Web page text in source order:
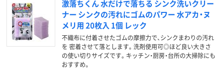
激落ちくん 水だけで落ちる シンク洗いクリー
ナー シンクの汚れにゴムのパワー 水アカ・ヌ
メリ用 20枚入 1個 レック
不織布に付着させたゴムの摩擦力で、シンクまわりの汚れ
を 密着させて落とします。洗剤使用可◎ほど良い大きさ
の使い切りサイズです。キッチン・厨房・台所の大掃除にも
おすすめ。